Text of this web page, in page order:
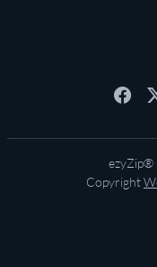
ezyZip®
Copyright